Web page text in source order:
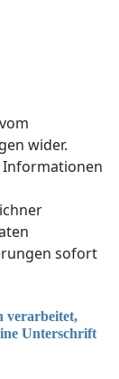
wider.
Informationen
sofort
verarbeitet,
Unterschrift